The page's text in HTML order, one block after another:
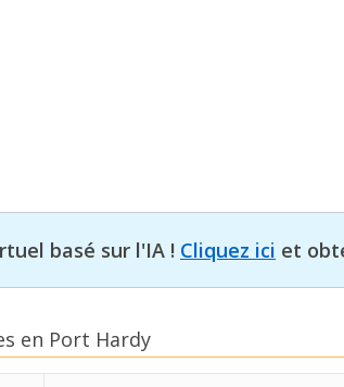
basé sur l'IA ! Cliquez ici et
en Port Hardy